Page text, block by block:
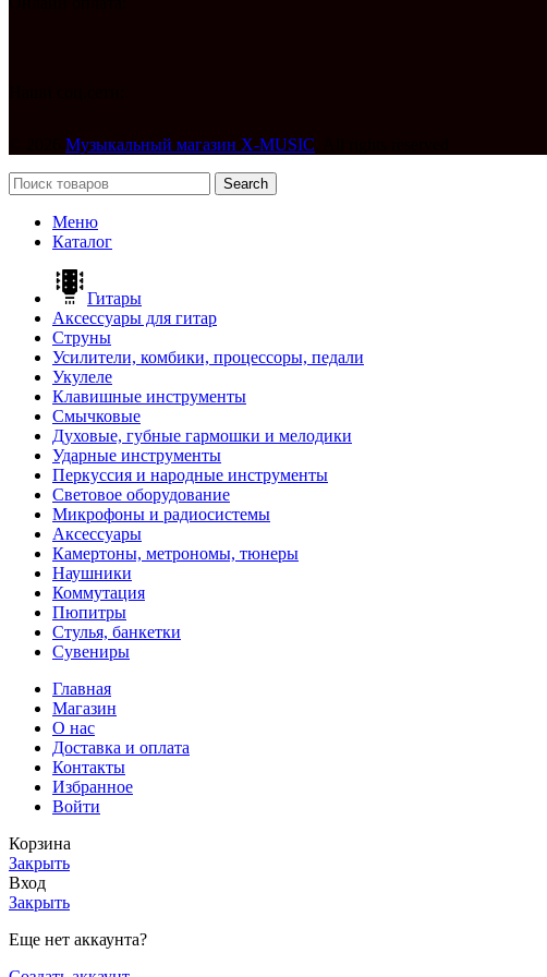
Музыкальный магазин X-MUSIC
Search
Меню
Каталог
Гитары
Аксессуары для гитар
Струны
Усилители, комбики, процессоры, педали
Укулеле
Клавишные инструменты
Смычковые
Духовые, губные гармошки и мелодики
Ударные инструменты
Перкуссия и народные инструменты
Световое оборудование
Микрофоны и радиосистемы
Аксессуары
Камертоны, метрономы, тюнеры
Наушники
Коммутация
Пюпитры
Стулья, банкетки
Сувениры
Главная
Магазин
О нас
Доставка и оплата
Контакты
Избранное
Войти
Корзина
Закрыть
Вход
Закрыть
Еще нет аккаунта?